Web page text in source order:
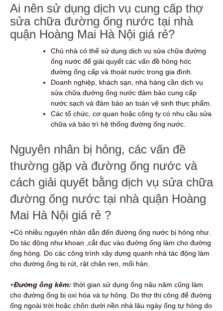
Ai nên sử dụng dịch vụ cung cấp thợ
sửa chữa đường ống nước tại nhà
quận Hoàng Mai Hà Nội giá rẻ?
Chủ nhà có thể sử dụng dịch vụ sửa chữa đường
ống nước để giải quyết các vấn đề hỏng hóc
đường ống cấp và thoát nước trong gia đình.
Doanh nghiệp, khách sạn, nhà hàng cần dịch vụ
sửa chữa đường ống nước đảm bảo cung cấp
nước sạch và đảm bảo an toàn vệ sinh thực phẩm.
Các tổ chức, cơ quan hoặc công ty có nhu cầu sửa
chữa và bảo trì hệ thống đường ống nước.
Nguyên nhân bị hỏng, các vấn đề
thường gặp và đường ống nước và
cách giải quyết bằng dịch vụ sửa chữa
đường ống nước tại nhà quận Hoàng
Mai Hà Nội giá rẻ ?
+Có nhiều nguyên nhân dẫn đến đường ống nước bị hỏng như.
Do tác động như khoan ,cắt đục vào đường ống làm cho đường
ống hỏng. Do các công trình xây dựng quanh nhà tác động làm
cho đường ống bị rút, rật chân ren, mối hàn.
+Đường ống kẽm: thời gian sử dụng ống nâu năm cũng làm
cho đường ống bị oxi hóa và tự hỏng. Do thợ thi công để đường
ống ngoài trời hoặc chôn dưới nền nhà lâu ngày ống tự hỏng do